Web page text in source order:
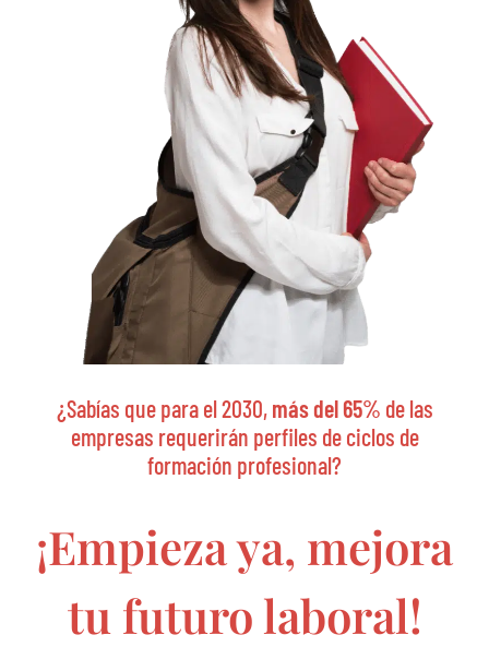
¿Sabías que para el 2030,más del 65% de las
empresas requerirán perfiles de ciclos de
formación profesional?
¡Empieza ya, mejora
tu futuro laboral!